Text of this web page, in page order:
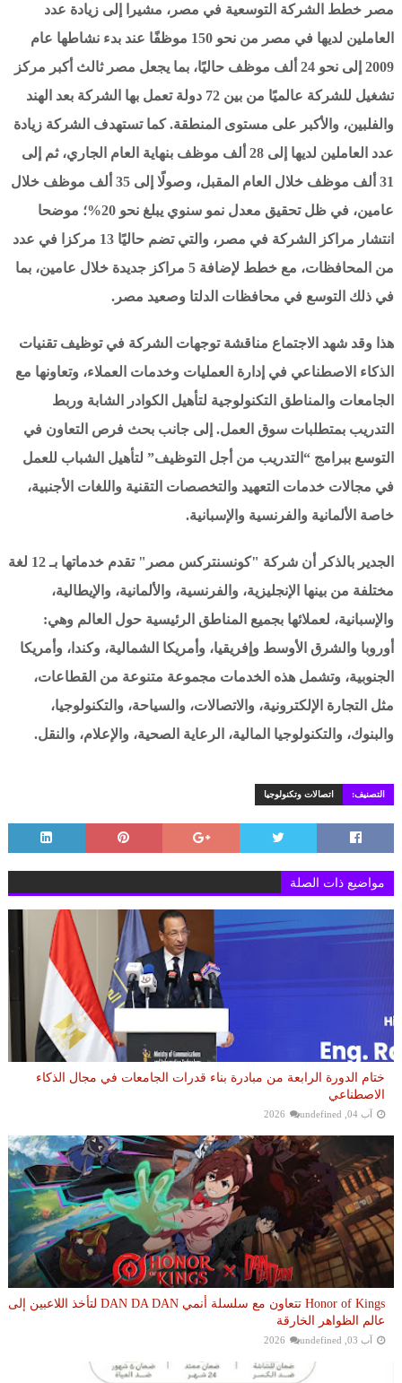
مصر خطط الشركة التوسعية في مصر، مشيرا إلى زيادة عدد
العاملين لديها في مصر من نحو 150 موظفًا عند بدء نشاطها عام
2009 إلى نحو 24 ألف موظف حاليًا، بما يجعل مصر ثالث أكبر مركز
تشغيل للشركة عالميًا من بين 72 دولة تعمل بها الشركة بعد الهند
والفلبين، والأكبر على مستوى المنطقة. كما تستهدف الشركة زيادة
عدد العاملين لديها إلى 28 ألف موظف بنهاية العام الجاري، ثم إلى
31 ألف موظف خلال العام المقبل، وصولًا إلى 35 ألف موظف خلال
عامين، في ظل تحقيق معدل نمو سنوي يبلغ نحو 20%؛ موضحا
انتشار مراكز الشركة في مصر، والتي تضم حاليًا 13 مركزا في عدد
من المحافظات، مع خطط لإضافة 5 مراكز جديدة خلال عامين، بما
في ذلك التوسع في محافظات الدلتا وصعيد مصر.
هذا وقد شهد الاجتماع مناقشة توجهات الشركة في توظيف تقنيات
الذكاء الاصطناعي في إدارة العمليات وخدمات العملاء، وتعاونها مع
الجامعات والمناطق التكنولوجية لتأهيل الكوادر الشابة وربط
التدريب بمتطلبات سوق العمل. إلى جانب بحث فرص التعاون في
التوسع ببرامج “التدريب من أجل التوظيف” لتأهيل الشباب للعمل
في مجالات خدمات التعهيد والتخصصات التقنية واللغات الأجنبية،
خاصة الألمانية والفرنسية والإسبانية.
الجدير بالذكر أن شركة "كونسنتركس مصر" تقدم خدماتها بـ 12 لغة
مختلفة من بينها الإنجليزية، والفرنسية، والألمانية، والإيطالية،
والإسبانية، لعملائها بجميع المناطق الرئيسية حول العالم وهي:
أوروبا والشرق الأوسط وإفريقيا، وأمريكا الشمالية، وكندا، وأمريكا
الجنوبية، وتشمل هذه الخدمات مجموعة متنوعة من القطاعات،
مثل التجارة الإلكترونية، والاتصالات، والسياحة، والتكنولوجيا،
والبنوك، والتكنولوجيا المالية، الرعاية الصحية، والإعلام، والنقل.
التصنيف: اتصالات وتكنولوجيا
مواضيع ذات الصلة
ختام الدورة الرابعة من مبادرة بناء قدرات الجامعات في مجال الذكاء
الاصطناعي
آب 04, 2026 undefined
Honor of Kings تتعاون مع سلسلة أنمي DAN DA DAN لتأخذ اللاعبين إلى
عالم الظواهر الخارقة
آب 03, 2026 undefined